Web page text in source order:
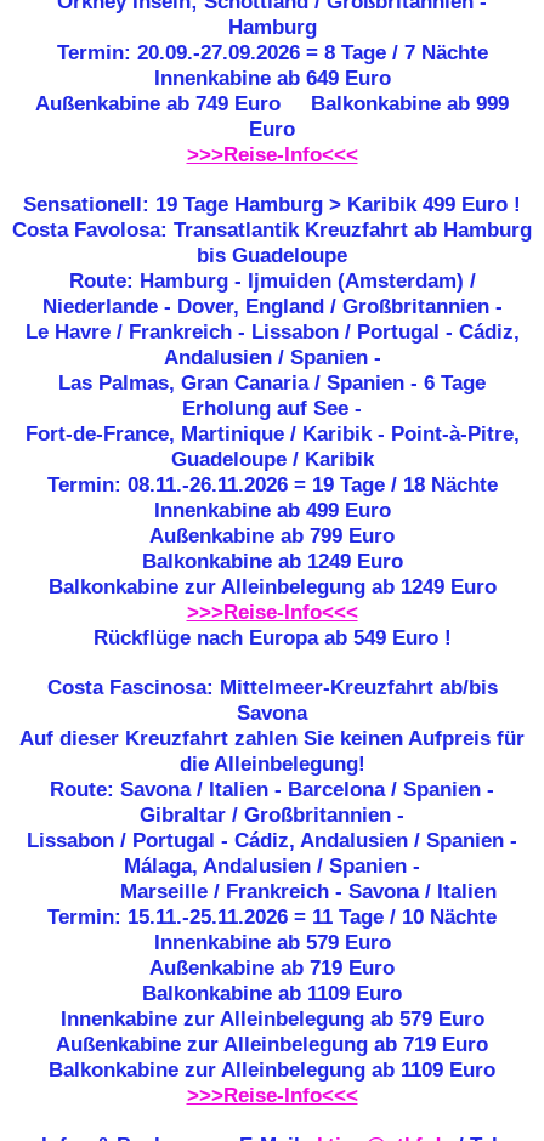
Hamburg
Termin: 20.09.-27.09.2026 = 8 Tage / 7 Nächte
Innenkabine ab 649 Euro
Außenkabine ab 749 Euro Balkonkabine ab 999
Euro
>>>Reise-Info<<<
Sensationell: 19 Tage Hamburg > Karibik 499 Euro !
Costa Favolosa: Transatlantik Kreuzfahrt ab Hamburg
bis Guadeloupe
Route: Hamburg - Ijmuiden (Amsterdam) /
Niederlande - Dover, England / Großbritannien -
Le Havre / Frankreich - Lissabon / Portugal - Cádiz,
Andalusien / Spanien -
Las Palmas, Gran Canaria / Spanien - 6 Tage
Erholung auf See -
Fort-de-France, Martinique / Karibik - Point-à-Pitre,
Guadeloupe / Karibik
Termin: 08.11.-26.11.2026 = 19 Tage / 18 Nächte
Innenkabine ab 499 Euro
Außenkabine ab 799 Euro
Balkonkabine ab 1249 Euro
Balkonkabine zur Alleinbelegung ab 1249 Euro
>>>Reise-Info<<<
Rückflüge nach Europa ab 549 Euro !
Costa Fascinosa: Mittelmeer-Kreuzfahrt ab/bis
Savona
Auf dieser Kreuzfahrt zahlen Sie keinen Aufpreis für
die Alleinbelegung!
Route: Savona / Italien - Barcelona / Spanien -
Gibraltar / Großbritannien -
Lissabon / Portugal - Cádiz, Andalusien / Spanien -
Málaga, Andalusien / Spanien -
Marseille / Frankreich - Savona / Italien
Termin: 15.11.-25.11.2026 = 11 Tage / 10 Nächte
Innenkabine ab579 Euro
Außenkabine ab 719 Euro
Balkonkabine ab 1109 Euro
Innenkabine zur Alleinbelegung ab 579 Euro
Außenkabine zur Alleinbelegung ab 719 Euro
Balkonkabine zur Alleinbelegung ab 1109 Euro
>>>Reise-Info<<<